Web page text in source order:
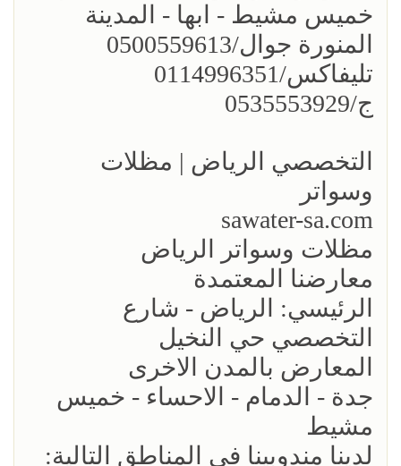
خميس مشيط - ابها - المدينة
المنورة جوال/0500559613
تليفاكس/0114996351
ج/0535553929
التخصصي الرياض | مظلات
وسواتر
sawater-sa.com
مظلات وسواتر الرياض
معارضنا المعتمدة
الرئيسي: الرياض - شارع
التخصصي حي النخيل
المعارض بالمدن الاخرى
جدة - الدمام - الاحساء - خميس
مشيط
لدينا مندوبينا في المناطق التالية: